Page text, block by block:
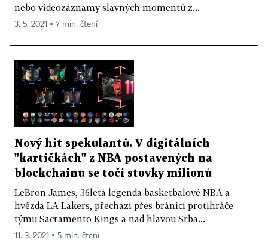
nebo videozáznamy slavných momentů z...
3. 5. 2021 ▪ 7 min. čtení
Nový hit spekulantů. V digitálních
"kartičkách" z NBA postavených na
blockchainu se točí stovky milionů
LeBron James, 36letá legenda basketbalové NBA a
hvězda LA Lakers, přechází přes bránící protihráče
týmu Sacramento Kings a nad hlavou Srba...
11. 3. 2021 ▪ 5 min. čtení